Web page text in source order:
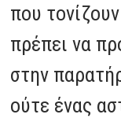
που
πρέπει να
στην
ούτε ένας